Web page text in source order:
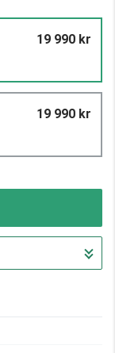
19 990 kr
19 990 kr